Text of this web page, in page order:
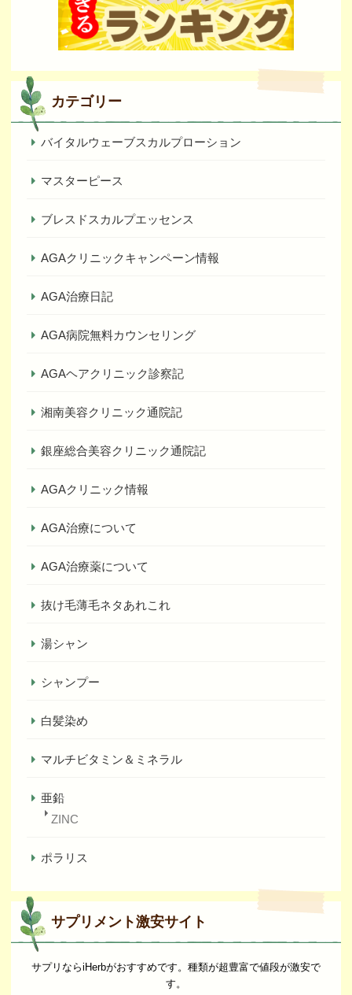
カテゴリー
バイタルウェーブスカルプローション
マスターピース
ブレスドスカルプエッセンス
AGAクリニックキャンペーン情報
AGA治療日記
AGA病院無料カウンセリング
AGAヘアクリニック診察記
湘南美容クリニック通院記
銀座総合美容クリニック通院記
AGAクリニック情報
AGA治療について
AGA治療薬について
抜け毛薄毛ネタあれこれ
湯シャン
シャンプー
白髪染め
マルチビタミン＆ミネラル
亜鉛
ZINC
ポラリス
サプリメント激安サイト
サプリならiHerbがおすすめです。種類が超豊富で値段が激安で
す。